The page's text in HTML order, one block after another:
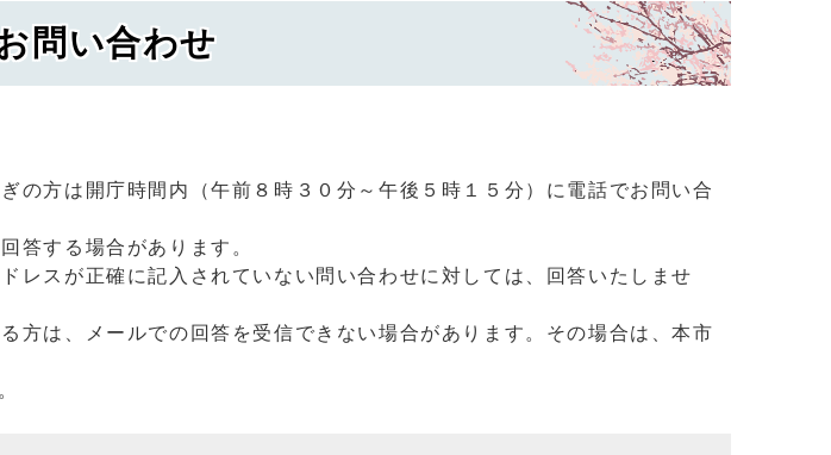
問い合わせ
の方は開庁時間内（午前８時３０分～午後５時１５分）に電話でお問い合
答する場合があります。
レスが正確に記入されていない問い合わせに対しては、回答いたしませ
方は、メールでの回答を受信できない場合があります。その場合は、本市